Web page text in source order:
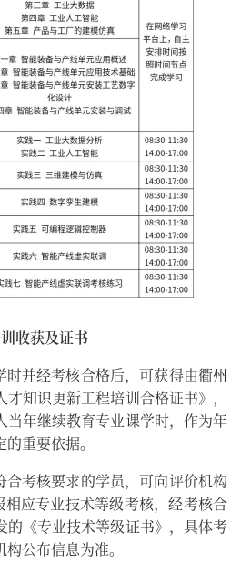
收获及证书
并经考核合格后，可获得由衢州
知识更新工程培训合格证书》，
当年继续教育专业课学时，作为年
重要依据。
考核要求的学员，可向评价机构
应专业技术等级考核，经考核合
的《专业技术等级证书》，具体考
公布信息为准。